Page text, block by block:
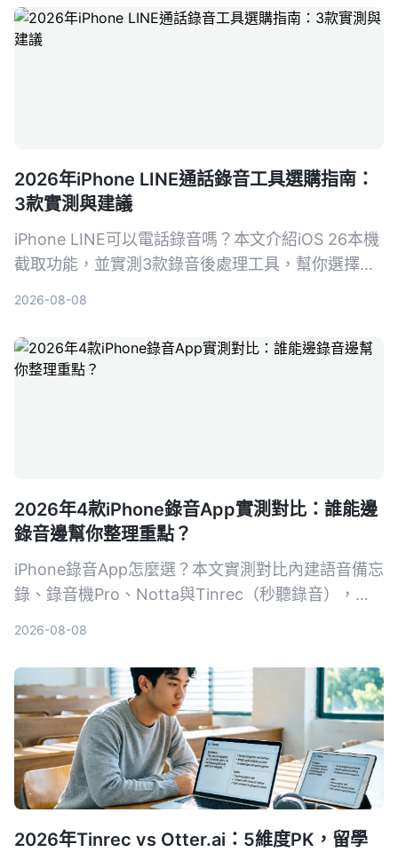
2026年iPhone LINE通話錄音工具選購指南：
3款實測與建議
iPhone LINE可以電話錄音嗎？本文介紹iOS 26本機
截取功能，並實測3款錄音後處理工具，幫你選擇最
2026-08-08
2026年4款iPhone錄音App實測對比：誰能邊
錄音邊幫你整理重點？
iPhone錄音App怎麼選？本文實測對比內建語音備忘
錄、錄音機Pro、Notta與Tinrec（秒聽錄音），從
2026-08-08
2026年Tinrec vs Otter.ai：5維度PK，留學